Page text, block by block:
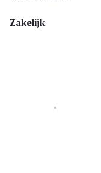
Zakelijk